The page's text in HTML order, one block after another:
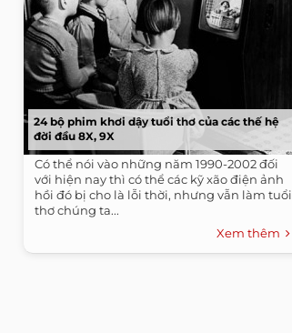
24 bộ phim khơi dậy tuổi thơ của các thế hệ
đời đầu 8X, 9X
Có thể nói vào những năm 1990-2002 đối
với hiện nay thì có thể các kỹ xão điện ảnh
hồi đó bị cho là lỗi thời, nhưng vẫn làm tuổi
thơ chúng ta...
Xem thêm